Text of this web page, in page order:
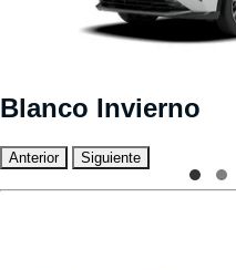
Blanco Invierno
Anterior Siguiente